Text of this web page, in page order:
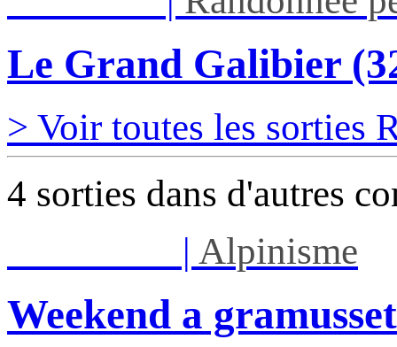
Le Grand Galibier
> Voir toutes les sorties
4 sorties dans d'autres
| Alpinisme
Weekend a gramusset